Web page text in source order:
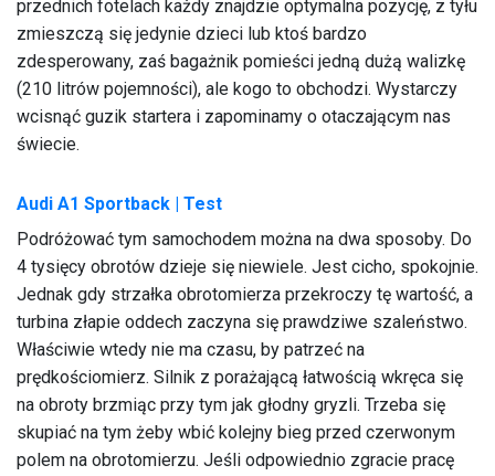
przednich fotelach każdy znajdzie optymalna pozycję, z tyłu
zmieszczą się jedynie dzieci lub ktoś bardzo
zdesperowany, zaś bagażnik pomieści jedną dużą walizkę
(210 litrów pojemności), ale kogo to obchodzi. Wystarczy
wcisnąć guzik startera i zapominamy o otaczającym nas
świecie.
Audi A1 Sportback | Test
Podróżować tym samochodem można na dwa sposoby. Do
4 tysięcy obrotów dzieje się niewiele. Jest cicho, spokojnie.
Jednak gdy strzałka obrotomierza przekroczy tę wartość, a
turbina złapie oddech zaczyna się prawdziwe szaleństwo.
Właściwie wtedy nie ma czasu, by patrzeć na
prędkościomierz. Silnik z porażającą łatwością wkręca się
na obroty brzmiąc przy tym jak głodny gryzli. Trzeba się
skupiać na tym żeby wbić kolejny bieg przed czerwonym
polem na obrotomierzu. Jeśli odpowiednio zgracie pracę